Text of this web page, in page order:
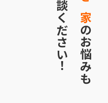
のお悩みも